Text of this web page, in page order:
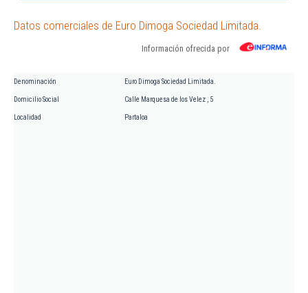
Datos comerciales de Euro Dimoga Sociedad Limitada.
Información ofrecida por
Denominación Euro Dimoga Sociedad Limitada.
Domicilio Social Calle Marquesa de los Velez , 5
Localidad Partaloa